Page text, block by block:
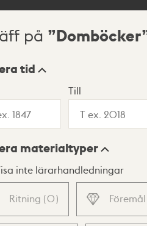
på Domböcker
Karta
tid
Till
materialtyper
inte lärarhandledningar
Ritning (0) Föremål